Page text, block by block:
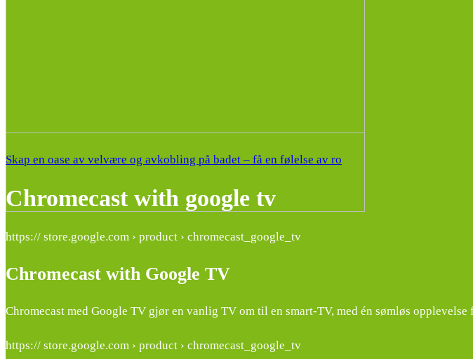
Skap en oase av velvære og avkobling på badet – få en følelse av ro
Chromecast with google tv
https:// store.google.com › product › chromecast_google_tv
Chromecast with Google TV
Chromecast med Google TV gjør en vanlig TV om til en smart-TV, med én sømløs
https:// store.google.com › product › chromecast_google_tv